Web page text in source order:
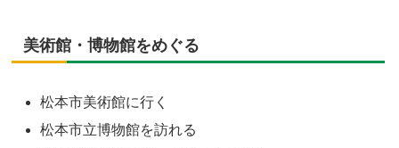
美術館・博物館をめぐる
松本市美術館に行く
松本市立博物館を訪れる